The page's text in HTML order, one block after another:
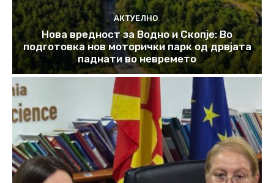
АКТУЕЛНО
Нова вредност за Водно и Скопје: Во
подготовка нов моторички парк од дрвјата
паднати во невремето